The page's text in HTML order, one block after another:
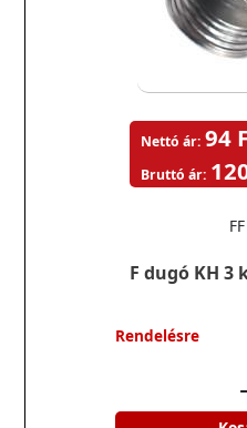
F dugó KH 3
Nettó ár: 94
Bruttó ár:
Rendelésre
-